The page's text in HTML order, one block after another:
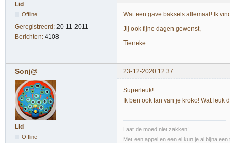
Lid
Offline
Geregistreerd: 20-11-2011
Berichten: 4108
Wat een gave baksels allemaal! Ik
Jij ook fijne dagen gewenst,
Tieneke
Sonj@ 23-12-2020 12:37
Lid
Offline
Superleuk!
Ik ben ook fan van je kroko! Wat
Laat de moed niet zakken!
Met een appel en een ei kun je al bijna